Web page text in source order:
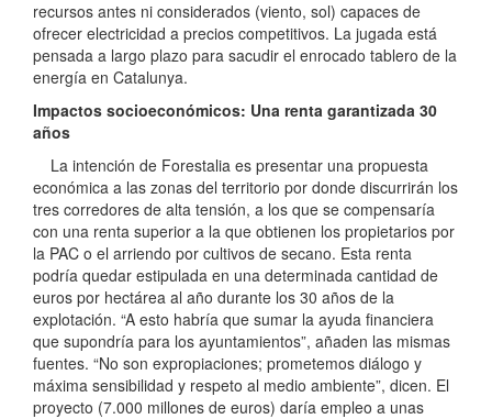
recursos antes ni considerados (viento, sol) capaces de
ofrecer electricidad a precios competitivos. La jugada está
pensada a largo plazo para sacudir el enrocado tablero de la
energía en Catalunya.
Impactos socioeconómicos: Una renta garantizada 30
años
La intención de Forestalia es presentar una propuesta
económica a las zonas del territorio por donde discurrirán los
tres corredores de alta tensión, a los que se compensaría
con una renta superior a la que obtienen los propietarios por
la PAC o el arriendo por cultivos de secano. Esta renta
podría quedar estipulada en una determinada cantidad de
euros por hectárea al año durante los 30 años de la
explotación. “A esto habría que sumar la ayuda financiera
que supondría para los ayuntamientos”, añaden las mismas
fuentes. “No son expropiaciones; prometemos diálogo y
máxima sensibilidad y respeto al medio ambiente”, dicen. El
proyecto (7.000 millones de euros) daría empleo a unas